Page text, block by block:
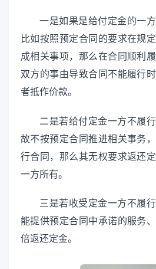
一是如果是给付定金的一
比如按照预定合同的要求在规
成相关事项，那么在合同顺利
双方的事由导致合同不能履行
者抵作价款。
二是若给付定金一方不履
故不按预定合同推进相关事务
行合同，那么其无权要求返还
一方所有。
三是若收受定金一方不履
能提供预定合同中承诺的服务
倍返还定金。